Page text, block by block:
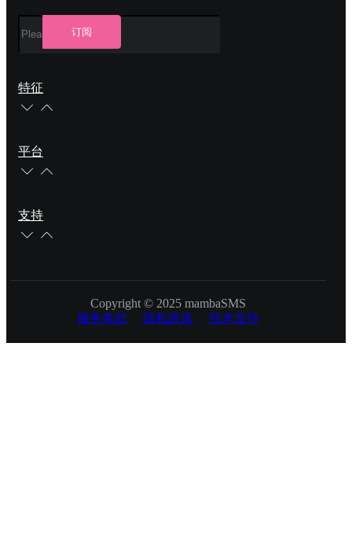
订阅
特征
平台
支持
Copyright © 2025 mambaSMS
服务条款
隐私政策 技术支持